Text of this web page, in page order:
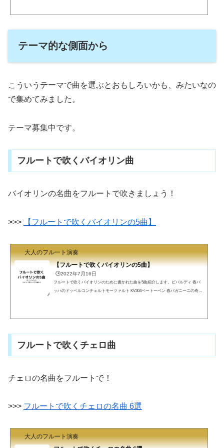
途中、「星条旗よ永遠なれ」を作曲したと伝わります。19...
テーマ的な側面から
こういうテーマで曲を選ぶとおもしろいかも、みたいなの
で集めてみました。
テーマ募集中です。
フルートで吹くバイオリン曲
バイオリンの名曲をフルートで吹きましょう！
>>> 【フルートで吹くバイオリンの5曲】
大人のフルート演奏
【フルートで吹くバイオリンの5曲】
🕒️2022年7月16日
フルートで吹くバイオリンのために書かれた曲を5曲紹介します。ビバルディ 春バ
ッハのドッペルコンチェルトモーツァルト KV304ベートーベン 春パガニーニの奇想
できる音の跳躍がフルートの音域でできる素晴らしい名曲...
フルートで吹くチェロ曲
チェロの名曲をフルートで！
>>> フルートで吹くチェロの名曲 6選
大人のフルート演奏